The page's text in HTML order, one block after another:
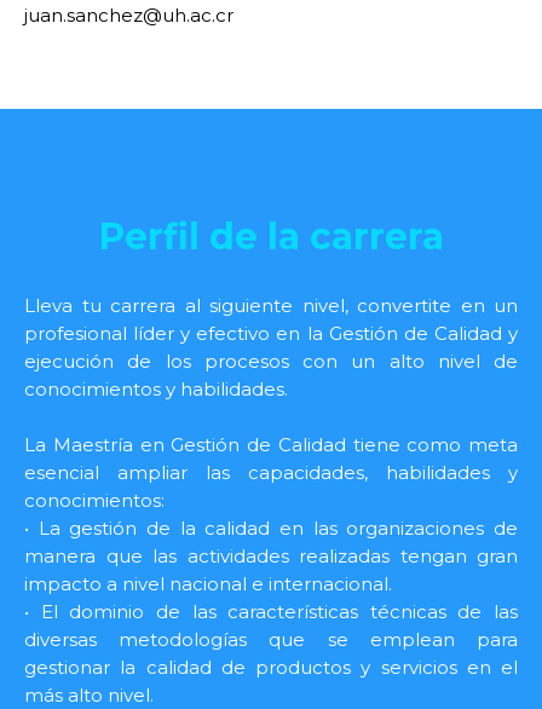
juan.sanchez@uh.ac.cr
Perfil de la carrera
Lleva tu carrera al siguiente nivel, convertite en un
profesional líder y efectivo en la Gestión de Calidad y
ejecución de los procesos con un alto nivel de
conocimientos y habilidades.
La Maestría en Gestión de Calidad tiene como meta
esencial ampliar las capacidades, habilidades y
conocimientos:
• La gestión de la calidad en las organizaciones de
manera que las actividades realizadas tengan gran
impacto a nivel nacional e internacional.
• El dominio de las características técnicas de las
diversas metodologías que se emplean para
gestionar la calidad de productos y servicios en el
más alto nivel.